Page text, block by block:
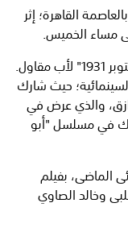
القاهرة؛ إثر
مساء الخميس.
ولد الفنان حسن حسني في حي القلعة "15 أكتوبر 1931" لأب مقاول.
حيث شارك
والذي عرض في
في مسلسل "أبو
الماضى، بفيلم
وخالد الصاوي